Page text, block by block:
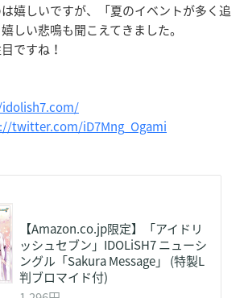
嬉しいですが、「夏のイベントが多く追
しい悲鳴も聞こえてきました。
ですね！
twitter.com/iD7Mng_Ogami
【Amazon.co.jp限定】「アイドリ
ッシュセブン」IDOLiSH7 ニューシ
ングル「Sakura Message」 (特製L
判ブロマイド付)